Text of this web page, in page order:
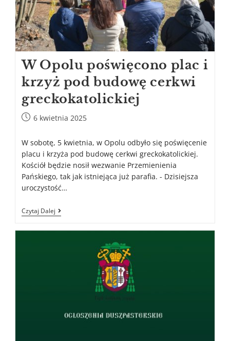
W Opolu poświęcono plac i
krzyż pod budowę cerkwi
greckokatolickiej
6 kwietnia 2025
W sobotę, 5 kwietnia, w Opolu odbyło się poświęcenie
placu i krzyża pod budowę cerkwi greckokatolickiej.
Kościół będzie nosił wezwanie Przemienienia
Pańskiego, tak jak istniejąca już parafia. - Dzisiejsza
uroczystość…
Czytaj Dalej